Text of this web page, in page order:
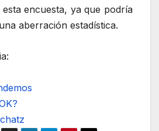
encuesta, ya que podría
aberración estadística.